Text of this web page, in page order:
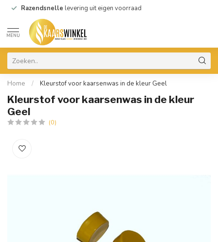
Razendsnelle levering uit eigen voorraad
MENU
Home / Kleurstof voor kaarsenwas in de kleur Geel
Kleurstof voor kaarsenwas in de kleur
Geel
(0)